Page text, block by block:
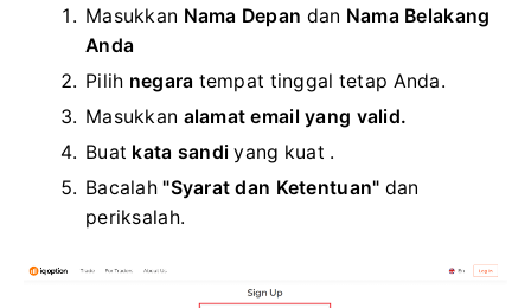
Masukkan Nama Depan dan Nama Belakang
Anda
Pilih negara tempat tinggal tetap Anda.
Masukkan alamat email yang valid.
Buat kata sandi yang kuat .
Bacalah"Syarat dan Ketentuan" dan
periksalah.